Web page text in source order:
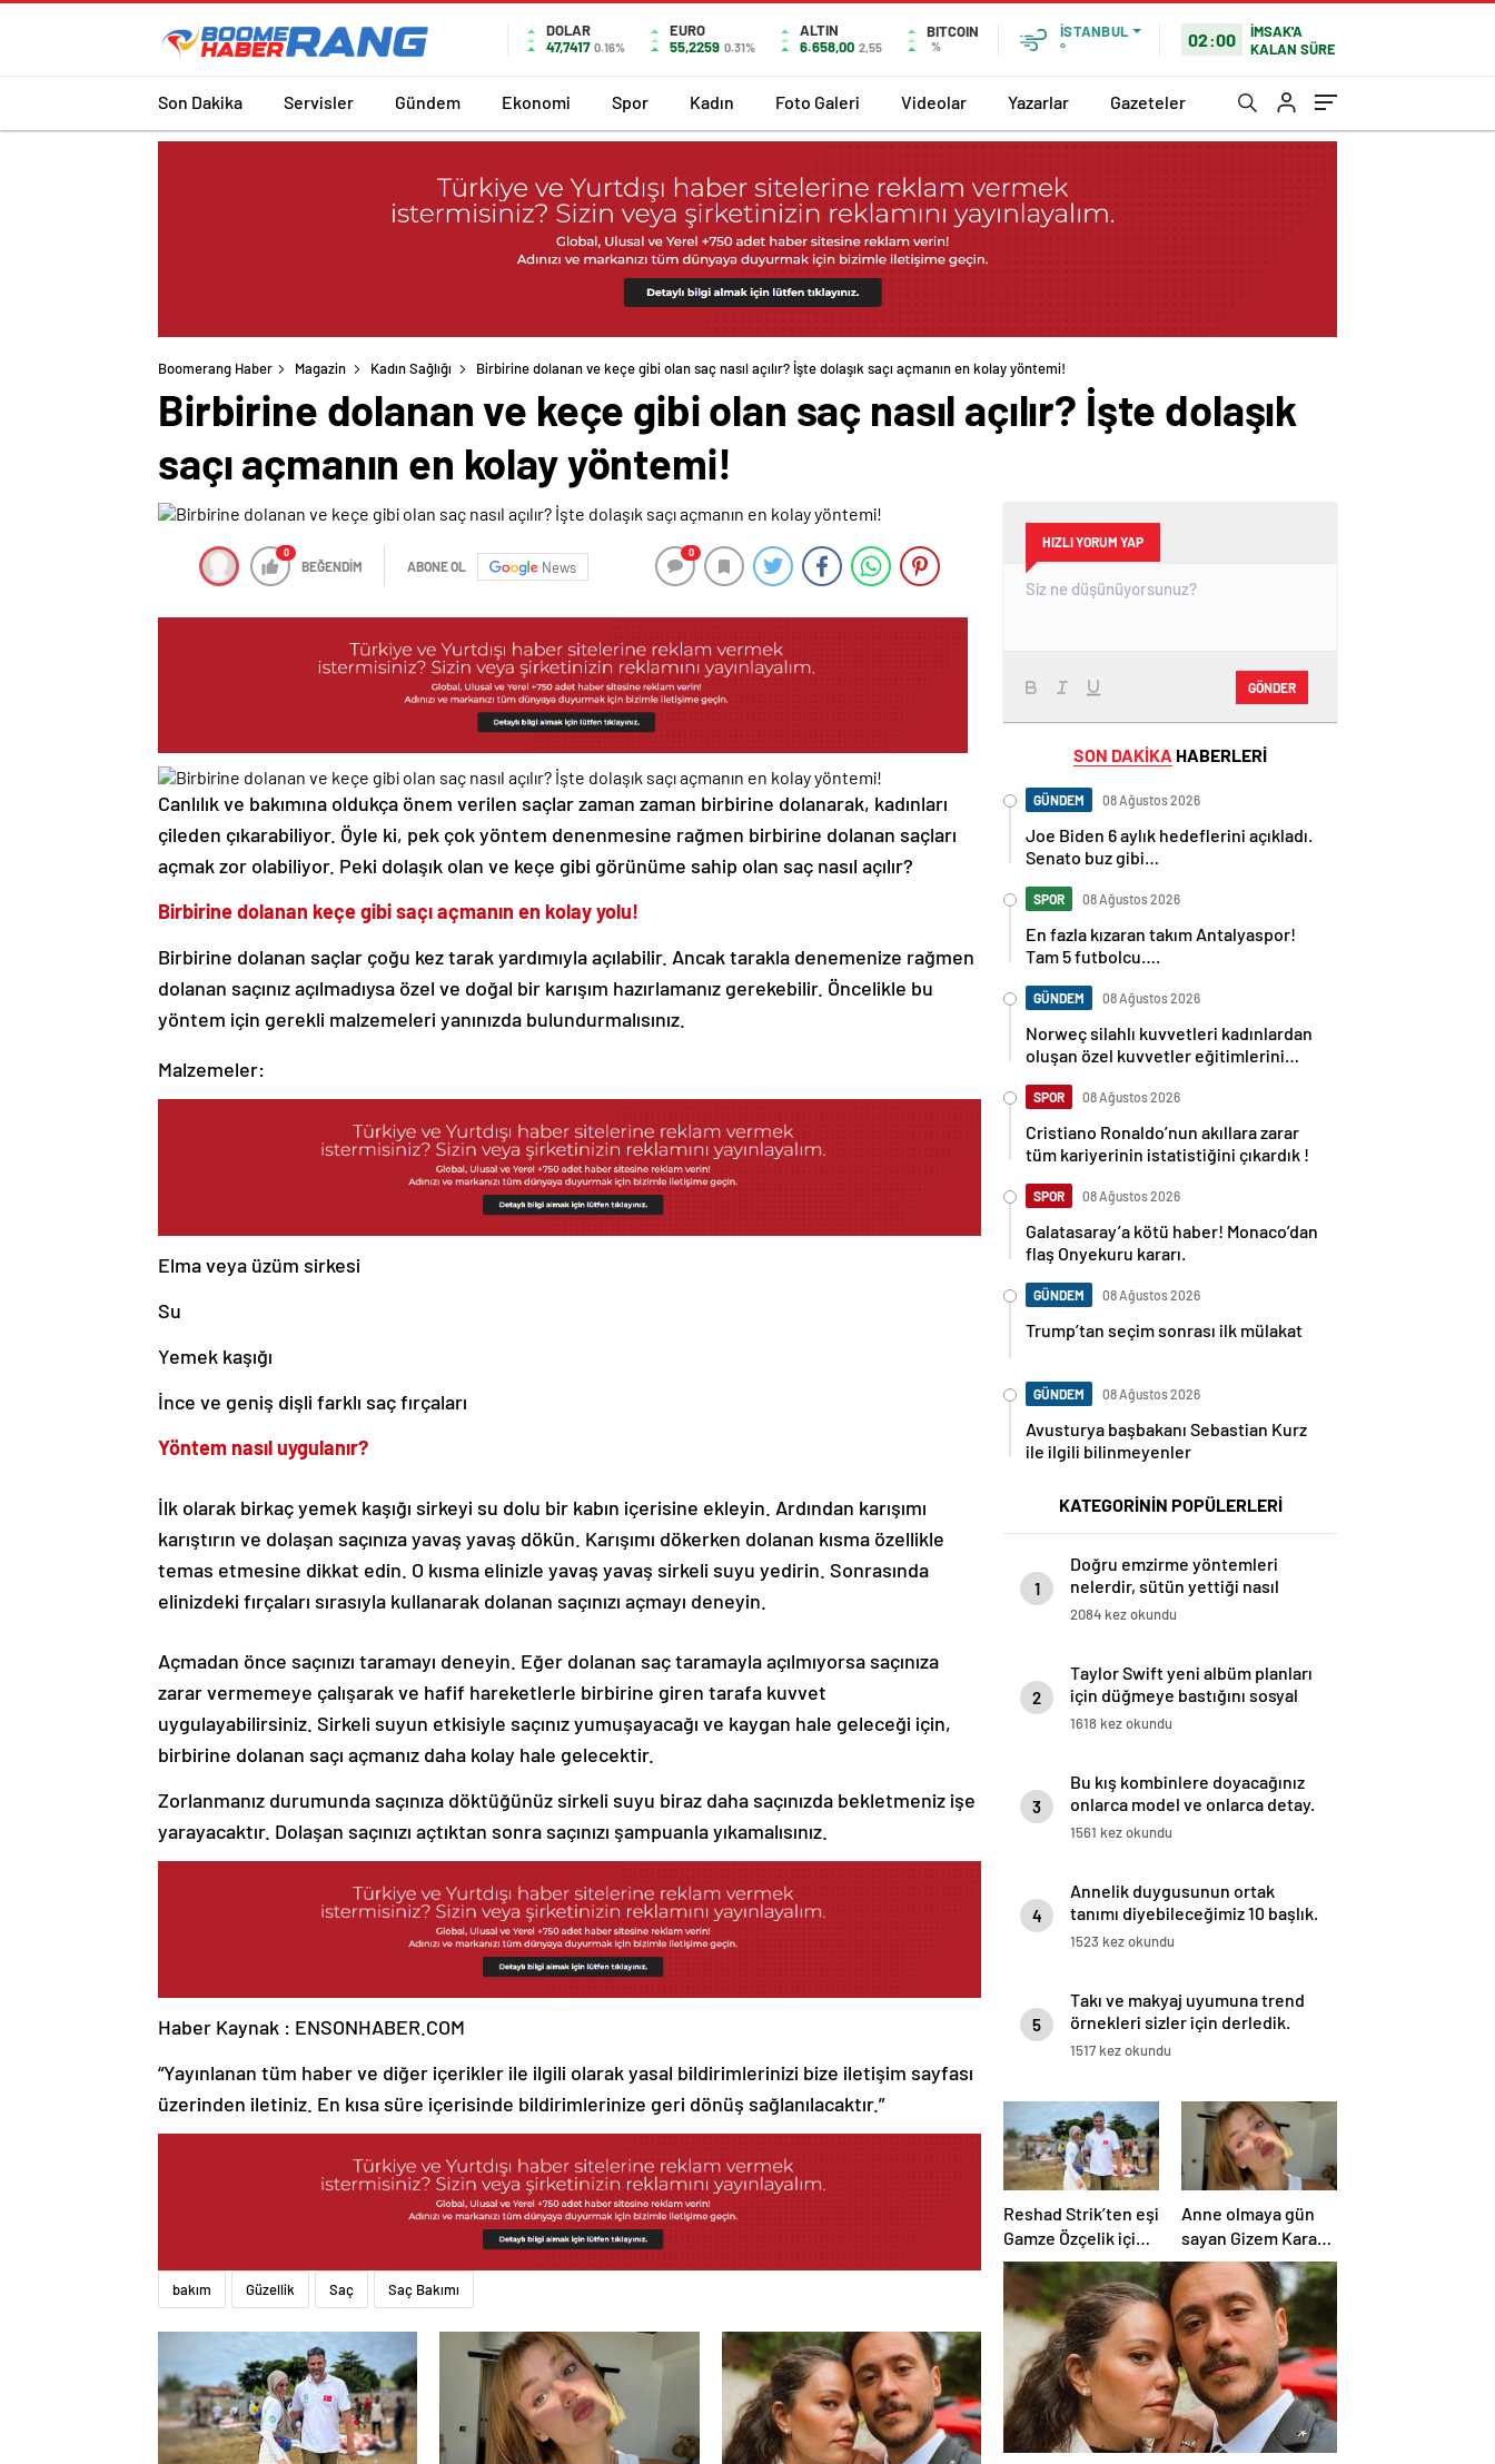
DOLAR
47,7417 0.16%
EURO
55,2259 0.31%
ALTIN
6.658,00 2,55
BITCOIN
%
İSTANBUL
°
02:00
İMSAK'A
KALAN SÜRE
Son Dakika Servisler Gündem Ekonomi Spor Kadın Foto Galeri Videolar Yazarlar Gazeteler
Boomerang Haber Magazin Kadın Sağlığı Birbirine dolanan ve keçe gibi olan saç nasıl açılır? İşte dolaşık saçı açmanın en kolay yöntemi!
Birbirine dolanan ve keçe gibi olan saç nasıl açılır? İşte dolaşık
saçı açmanın en kolay yöntemi!
0
BEĞENDİM ABONE OL News
0
Canlılık ve bakımına oldukça önem verilen saçlar zaman zaman birbirine dolanarak, kadınları
çileden çıkarabiliyor. Öyle ki, pek çok yöntem denenmesine rağmen birbirine dolanan saçları
açmak zor olabiliyor. Peki dolaşık olan ve keçe gibi görünüme sahip olan saç nasıl açılır?
Birbirine dolanan keçe gibi saçı açmanın en kolay yolu!
Birbirine dolanan saçlar çoğu kez tarak yardımıyla açılabilir. Ancak tarakla denemenize rağmen
dolanan saçınız açılmadıysa özel ve doğal bir karışım hazırlamanız gerekebilir. Öncelikle bu
yöntem için gerekli malzemeleri yanınızda bulundurmalısınız.
Malzemeler:
Elma veya üzüm sirkesi
Su
Yemek kaşığı
İnce ve geniş dişli farklı saç fırçaları
Yöntem nasıl uygulanır?
İlk olarak birkaç yemek kaşığı sirkeyi su dolu bir kabın içerisine ekleyin. Ardından karışımı
karıştırın ve dolaşan saçınıza yavaş yavaş dökün. Karışımı dökerken dolanan kısma özellikle
temas etmesine dikkat edin. O kısma elinizle yavaş yavaş sirkeli suyu yedirin. Sonrasında
elinizdeki fırçaları sırasıyla kullanarak dolanan saçınızı açmayı deneyin.
Açmadan önce saçınızı taramayı deneyin. Eğer dolanan saç taramayla açılmıyorsa saçınıza
zarar vermemeye çalışarak ve hafif hareketlerle birbirine giren tarafa kuvvet
uygulayabilirsiniz. Sirkeli suyun etkisiyle saçınız yumuşayacağı ve kaygan hale geleceği için,
birbirine dolanan saçı açmanız daha kolay hale gelecektir.
Zorlanmanız durumunda saçınıza döktüğünüz sirkeli suyu biraz daha saçınızda bekletmeniz işe
yarayacaktır. Dolaşan saçınızı açtıktan sonra saçınızı şampuanla yıkamalısınız.
Haber Kaynak : ENSONHABER.COM
“Yayınlanan tüm haber ve diğer içerikler ile ilgili olarak yasal bildirimlerinizi bize iletişim sayfası
üzerinden iletiniz. En kısa süre içerisinde bildirimlerinize geri dönüş sağlanılacaktır.”
bakım Güzellik Saç Saç Bakımı
HIZLI YORUM YAP
GÖNDER
SON DAKİKA HABERLERİ
GÜNDEM 08 Ağustos 2026
Joe Biden 6 aylık hedeflerini açıkladı.
Senato buz gibi…
SPOR 08 Ağustos 2026
En fazla kızaran takım Antalyaspor!
Tam 5 futbolcu….
GÜNDEM 08 Ağustos 2026
Norweç silahlı kuvvetleri kadınlardan
oluşan özel kuvvetler eğitimlerini
SPOR 08 Ağustos 2026
Cristiano Ronaldo’nun akıllara zarar
tüm kariyerinin istatistiğini çıkardık !
SPOR 08 Ağustos 2026
Galatasaray’a kötü haber! Monaco’dan
flaş Onyekuru kararı.
GÜNDEM 08 Ağustos 2026
Trump’tan seçim sonrası ilk mülakat
GÜNDEM 08 Ağustos 2026
Avusturya başbakanı Sebastian Kurz
ile ilgili bilinmeyenler
KATEGORİNİN POPÜLERLERİ
1
Doğru emzirme yöntemleri
nelerdir, sütün yettiği nasıl
anlaşılır?
2084 kez okundu
2
Taylor Swift yeni albüm planları
için düğmeye bastığını sosyal
medyadan duyurdu!
1618 kez okundu
3
Bu kış kombinlere doyacağınız
onlarca model ve onlarca detay.
1561 kez okundu
4
Annelik duygusunun ortak
tanımı diyebileceğimiz 10 başlık.
1523 kez okundu
5
Takı ve makyaj uyumuna trend
örnekleri sizler için derledik.
1517 kez okundu
Reshad Strik’ten eşi
Gamze Özçelik için
aşk dolu sözler!
“Benim cennetim…”
Anne olmaya gün
sayan Gizem Karaca
heyecanını paylaştı!
“Senelerdir annelik
yapıyorum ama bu
sene farklı…”